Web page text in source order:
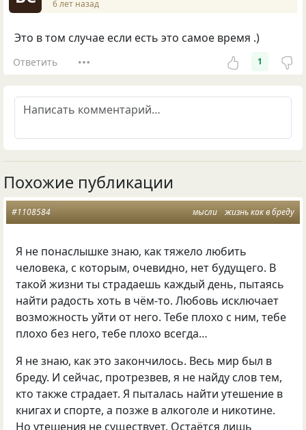
6 лет назад
Это в том случае если есть это самое время .)
Ответить 1
Похожие публикации
мысли жизнь как в бреду
#1108584
Я не понаслышке знаю, как тяжело любить
человека, с которым, очевидно, нет будущего. В
такой жизни ты страдаешь каждый день, пытаясь
найти радость хоть в чём-то. Любовь исключает
возможность уйти от него. Тебе плохо с ним, тебе
плохо без него, тебе плохо всегда…
Я не знаю, как это закончилось. Весь мир был в
бреду. И сейчас, протрезвев, я не найду слов тем,
кто также страдает. Я пыталась найти утешение в
книгах и спорте, а позже в алкоголе и никотине.
Но утешения не существует. Остаётся лишь